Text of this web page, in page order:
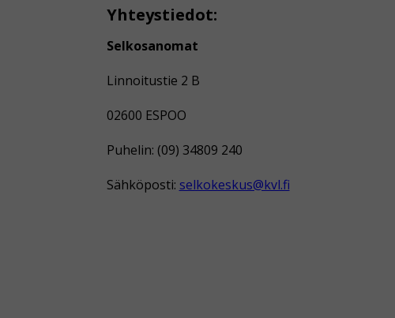
Yhteystiedot:
Selkosanomat
Linnoitustie 2 B
02600 ESPOO
Puhelin: (09) 34809 240
Sähköposti: selkokeskus@kvl.fi